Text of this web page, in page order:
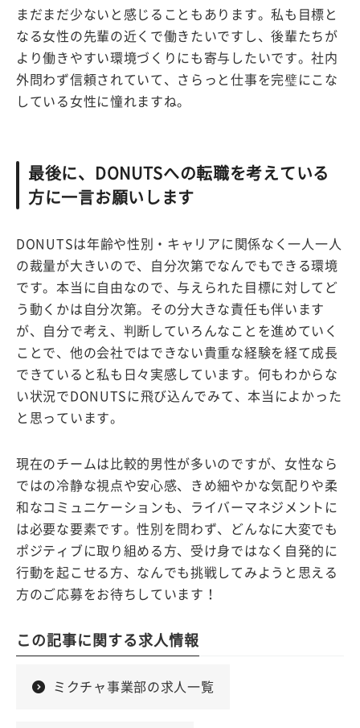
まだまだ少ないと感じることもあります。私も目標と
なる女性の先輩の近くで働きたいですし、後輩たちが
より働きやすい環境づくりにも寄与したいです。社内
外問わず信頼されていて、さらっと仕事を完璧にこな
している女性に憧れますね。
最後に、DONUTSへの転職を考えている
方に一言お願いします
DONUTSは年齢や性別・キャリアに関係なく一人一人
の裁量が大きいので、自分次第でなんでもできる環境
です。本当に自由なので、与えられた目標に対してど
う動くかは自分次第。その分大きな責任も伴います
が、自分で考え、判断していろんなことを進めていく
ことで、他の会社ではできない貴重な経験を経て成長
できていると私も日々実感しています。何もわからな
い状況でDONUTSに飛び込んでみて、本当によかった
と思っています。
現在のチームは比較的男性が多いのですが、女性なら
ではの冷静な視点や安心感、きめ細やかな気配りや柔
和なコミュニケーションも、ライバーマネジメントに
は必要な要素です。性別を問わず、どんなに大変でも
ポジティブに取り組める方、受け身ではなく自発的に
行動を起こせる方、なんでも挑戦してみようと思える
方のご応募をお待ちしています！
この記事に関する求人情報
ミクチャ事業部の求人一覧